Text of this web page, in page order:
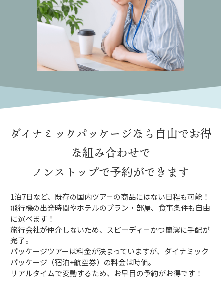
ダイナミックパッケージなら 自由でお得
な組み合わせで
ノンストップで予約ができます
1泊7日など、既存の国内ツアーの商品にはない日程も可能！
飛行機の出発時間やホテルのプラン・部屋、食事条件も自由
に選べます！
旅行会社が仲介しないため、スピーディーかつ簡潔に手配が
完了。
パッケージツアーは料金が決まっていますが、ダイナミック
パッケージ（宿泊+航空券）の料金は時価。
リアルタイムで変動するため、お早目の予約がお得です！